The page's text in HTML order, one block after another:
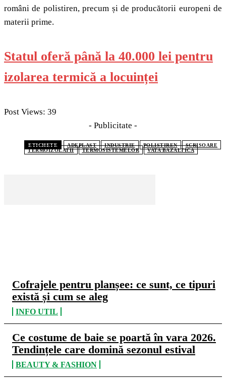
Cofrajele pentru planșee: ce sunt, ce tipuri
există și cum se aleg
INFO UTIL
Ce costume de baie se poartă în vara 2026.
Tendințele care domină sezonul estival
BEAUTY & FASHION
români de polistiren, precum și de producătorii europeni de
materii prime.
Statul oferă până la 40.000 lei pentru
izolarea termică a locuinței
Post Views: 39
- Publicitate -
ETICHETE ADEPLAST INDUSTRIE POLISTIREN
SCRISOARE
TERMOIZOLATII
TERMOSISTEMELOR VATA BAZALTICA